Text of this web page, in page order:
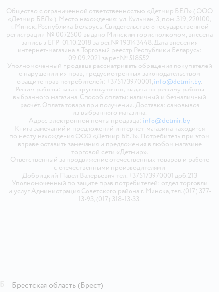
Общество с ограниченной ответственностью «Детмир БЕЛ» ( ООО
«Детмир БЕЛ» ). Место нахождения: ул. Кульман, 3, пом. 319, 220100,
г. Минск, Республика Беларусь. Свидетельство о государственной
регистрации № 0072500 выдано Минским горисполкомом, внесена
запись в ЕГР 01.10.2018 за рег.№ 193143448. Дата внесения
интернет-магазина в Торговый реестр Республики Беларусь:
09.09.2021 за рег.№ 518552.
Уполномоченный продавца рассматривать обращения покупателей
о нарушении их прав, предусмотренных законодательством
о защите прав потребителей: +375173970001, info@detmir.by.
Режим работы: заказ круглосуточно, выдача по режиму работы
выбранного магазина. Способ оплаты: наличный и безналичный
расчёт. Оплата товара при получении. Доставка: самовывоз
из выбранного магазина.
Адрес электронной почты продавца: info@detmir.by
Книга замечаний и предложений интернет-магазина находится
по месту нахождения ООО «Детмир БЕЛ». Потребитель при этом
вправе оставить замечания и предложения в любом магазине
торговой сети «Детмир».
Ответственный за продвижение отечественных товаров и работе
с отечественными производителями
Добрицкий Павел Валерьевич тел. +375173970001 доб.213
Уполномоченный по защите прав потребителей: отдел торговли
и услуг Администрация Советского района г. Минска, тел. (017) 377-
13-93, (017) 318-13-33.
Брестская область (Брест)